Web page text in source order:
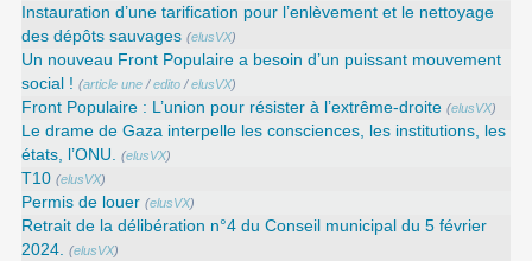
Instauration d’une tarification pour l’enlèvement et le nettoyage
des dépôts sauvages (elusVX)
Un nouveau Front Populaire a besoin d’un puissant mouvement
social ! (article une /edito /elusVX)
Front Populaire : L’union pour résister à l’extrême-droite (elusVX)
Le drame de Gaza interpelle les consciences, les institutions, les
états, l’ONU. (elusVX)
T10 (elusVX)
Permis de louer (elusVX)
Retrait de la délibération n°4 du Conseil municipal du 5 février
2024. (elusVX)